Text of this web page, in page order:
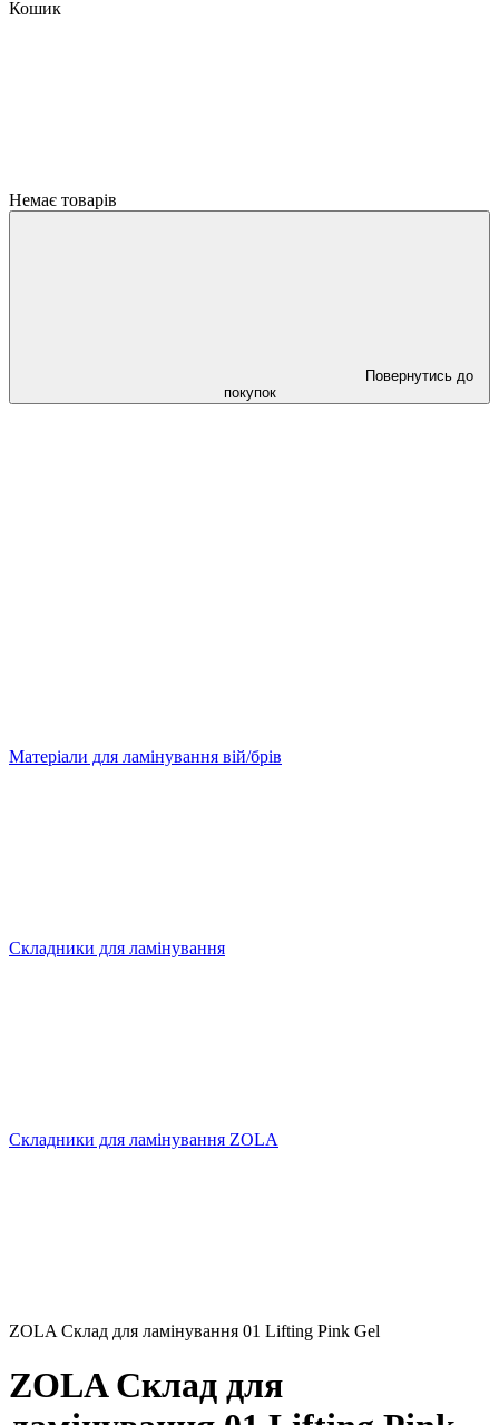
Кошик
Немає товарів
Повернутись до
покупок
Матеріали для ламінування вій/брів
Складники для ламінування
Складники для ламінування ZOLA
ZOLA Склад для ламінування 01 Lifting Pink Gel
ZOLA Склад для